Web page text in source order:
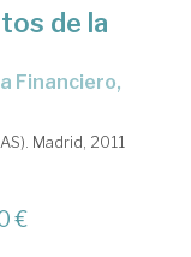
de la
Madrid, 2011
€